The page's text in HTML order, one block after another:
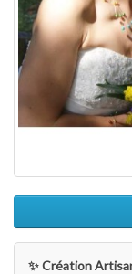
✨ Création